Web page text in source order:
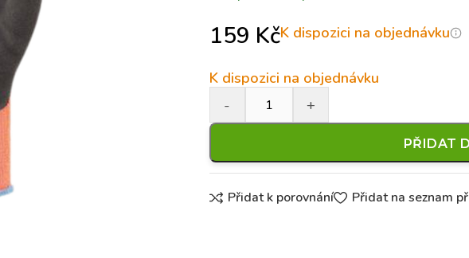
159 KčK dispozici na objednávku
K dispozici na objednávku
PŘIDAT
Přidat k porovnání Přidat na seznam